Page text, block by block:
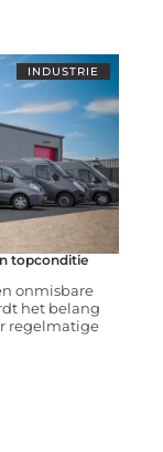
INDUSTRIE
topconditie
onmisbare
het belang
regelmatige